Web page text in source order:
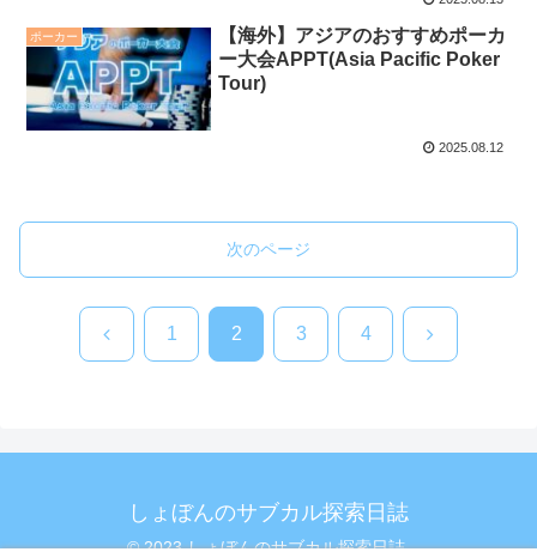
ポーカー
【海外】アジアのおすすめポーカ
ー大会APPT(Asia Pacific Poker
Tour)
2025.08.12
次のページ
前 1 2 3 4 次
しょぼんのサブカル探索日誌
© 2023 しょぼんのサブカル探索日誌.